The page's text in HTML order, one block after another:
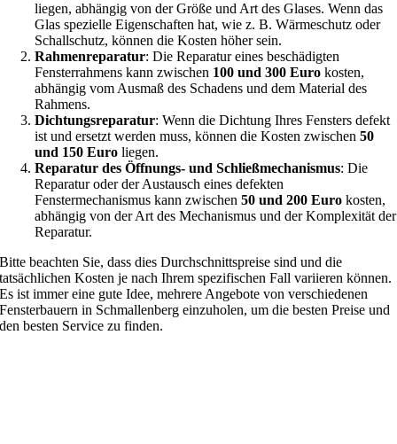
liegen, abhängig von der Größe und Art des Glases. Wenn das
Glas spezielle Eigenschaften hat, wie z. B. Wärmeschutz oder
Schallschutz, können die Kosten höher sein.
Rahmenreparatur: Die Reparatur eines beschädigten
Fensterrahmens kann zwischen 100 und 300 Euro kosten,
abhängig vom Ausmaß des Schadens und dem Material des
Rahmens.
Dichtungsreparatur: Wenn die Dichtung Ihres Fensters defekt
ist und ersetzt werden muss, können die Kosten zwischen 50
und 150 Euro liegen.
Reparatur des Öffnungs- und Schließmechanismus: Die
Reparatur oder der Austausch eines defekten
Fenstermechanismus kann zwischen50 und 200 Euro kosten,
abhängig von der Art des Mechanismus und der Komplexität der
Reparatur.
Bitte beachten Sie, dass dies Durchschnittspreise sind und die
tatsächlichen Kosten je nach Ihrem spezifischen Fall variieren können.
Es ist immer eine gute Idee, mehrere Angebote von verschiedenen
Fensterbauern in Schmallenberg einzuholen, um die besten Preise und
den besten Service zu finden.